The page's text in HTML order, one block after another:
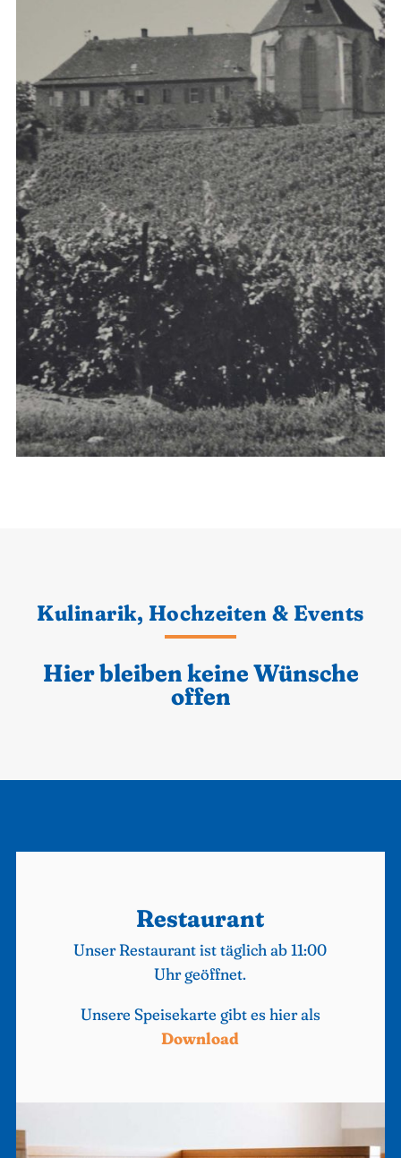
Kulinarik, Hochzeiten & Events
Hier bleiben keine Wünsche
offen
Restaurant
Unser Restaurant ist täglich ab 11:00
Uhr geöffnet.
Unsere Speisekarte gibt es hier als
Download